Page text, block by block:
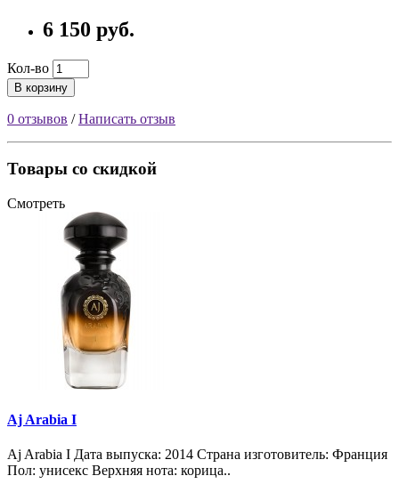
6 150 руб.
Кол-во
В корзину
0 отзывов /Написать отзыв
Товары со скидкой
Смотреть
Aj Arabia I
Aj Arabia I Дата выпуска: 2014 Страна изготовитель: Франция
Пол: унисекс Верхняя нота: корица..